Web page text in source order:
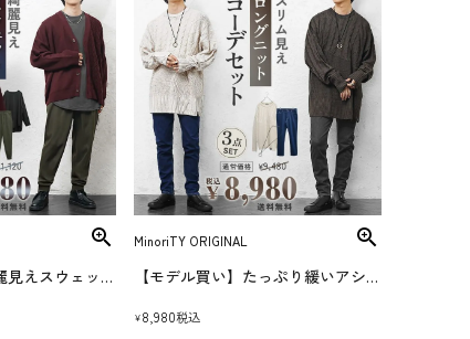
【モデル買い】綺麗見えスウェットコーデセット(送料無料)
MinoriTY ORIGINAL
【モデル買い】たっぷり緩いアシメニットコーデセット(送料無料)
¥8,980税込